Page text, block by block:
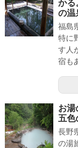
か
の温
福島
特に
す人
宿も
お
五色
長野
の湯